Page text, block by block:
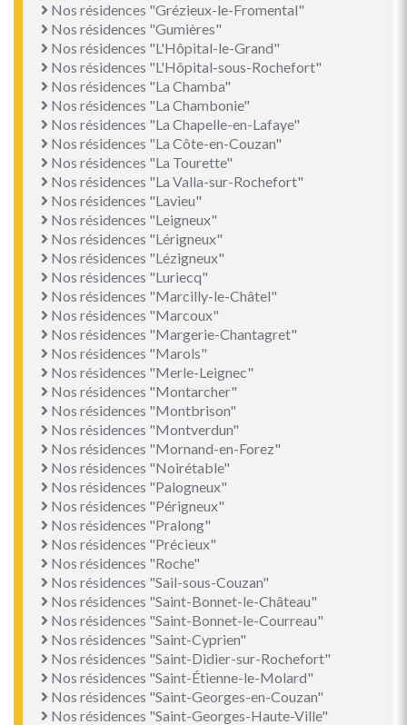
Nos résidences "Grézieux-le-Fromental"
Nos résidences "Gumières"
Nos résidences "L'Hôpital-le-Grand"
Nos résidences "L'Hôpital-sous-Rochefort"
Nos résidences "La Chamba"
Nos résidences "La Chambonie"
Nos résidences "La Chapelle-en-Lafaye"
Nos résidences "La Côte-en-Couzan"
Nos résidences "La Tourette"
Nos résidences "La Valla-sur-Rochefort"
Nos résidences "Lavieu"
Nos résidences "Leigneux"
Nos résidences "Lérigneux"
Nos résidences "Lézigneux"
Nos résidences "Luriecq"
Nos résidences "Marcilly-le-Châtel"
Nos résidences "Marcoux"
Nos résidences "Margerie-Chantagret"
Nos résidences "Marols"
Nos résidences "Merle-Leignec"
Nos résidences "Montarcher"
Nos résidences "Montbrison"
Nos résidences "Montverdun"
Nos résidences "Mornand-en-Forez"
Nos résidences "Noirétable"
Nos résidences "Palogneux"
Nos résidences "Périgneux"
Nos résidences "Pralong"
Nos résidences "Précieux"
Nos résidences "Roche"
Nos résidences "Sail-sous-Couzan"
Nos résidences "Saint-Bonnet-le-Château"
Nos résidences "Saint-Bonnet-le-Courreau"
Nos résidences "Saint-Cyprien"
Nos résidences "Saint-Didier-sur-Rochefort"
Nos résidences "Saint-Étienne-le-Molard"
Nos résidences "Saint-Georges-en-Couzan"
Nos résidences "Saint-Georges-Haute-Ville"